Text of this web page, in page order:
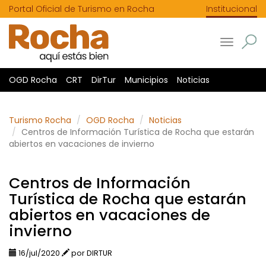
Portal Oficial de Turismo en Rocha Institucional
Toggle
OGD Rocha CRT DirTur Municipios Noticias
Turismo Rocha OGD Rocha
Noticias
Centros de Información Turística de Rocha que estarán
abiertos en vacaciones de invierno
Centros de Información
Turística de Rocha que estarán
abiertos en vacaciones de
invierno
16/jul/2020 por DIRTUR